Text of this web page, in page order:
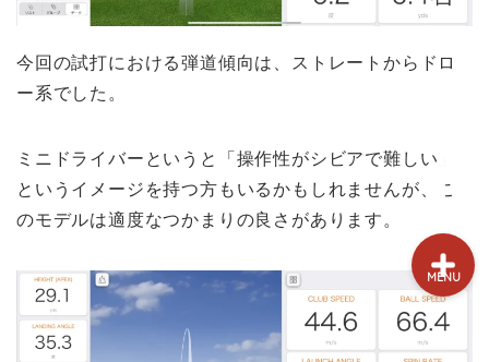
今回の試打における弾道傾向は、ストレートからドロ
ー系でした。
ミニドライバーというと「操作性がシビアで難しい」
というイメージを持つ方もいるかもしれませんが、こ
のモデルは適度なつかまりの良さがあります。
MENU
新製品情報
GPSゴルフナビ